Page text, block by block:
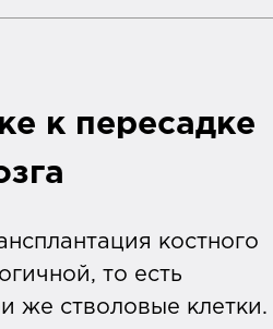
к пересадке
костного
то есть
же стволовые клетки.